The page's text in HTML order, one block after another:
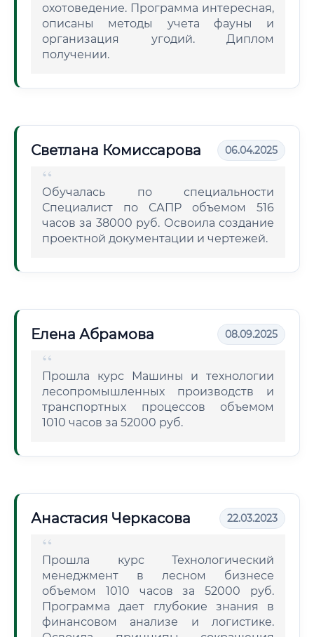
охотоведение. Программа интересная,
описаны методы учета фауны и
организация угодий. Диплом
получении.
Светлана Комиссарова 06.04.2025
Обучалась по специальности
Специалист по САПР объемом 516
часов за 38000 руб. Освоила создание
проектной документации и чертежей.
Елена Абрамова 08.09.2025
Прошла курс Машины и технологии
лесопромышленных производств и
транспортных процессов объемом
1010 часов за 52000 руб.
Анастасия Черкасова 22.03.2023
Прошла курс Технологический
менеджмент в лесном бизнесе
объемом 1010 часов за 52000 руб.
Программа дает глубокие знания в
финансовом анализе и логистике.